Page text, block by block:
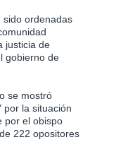
sido ordenadas
justicia de
gobierno de
se mostró
por la situación
por el obispo
222 opositores